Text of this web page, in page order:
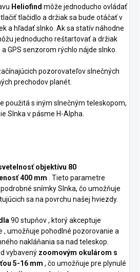
Heliofind môže jednoducho ovládať
tlačidlo a držiak sa bude otáčať v
a hľadať slnko. Ak sa statív náhodne
jednoducho reštartovať a držiak
GPS senzorom rýchlo nájde slnko.
pozorovateľov slnečných
prechodov planét.
použitá s iným slnečným teleskopom,
Slnka v pásme H-Alpha.
objektívu 80
400 mm
. Tieto parametre
snímky Slnka, čo umožňuje
sa na povrchu našej hviezdy.
90 stupňov , ktorý akceptuje
, umožňuje pohodlné pozorovanie a
nakláňania sa nad teleskop.
vybavený zoomovým okulárom s
5-16 mm , čo umožňuje pre plynulé